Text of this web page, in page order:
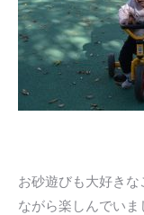
お砂遊びも大好き
ながら楽しんでいま